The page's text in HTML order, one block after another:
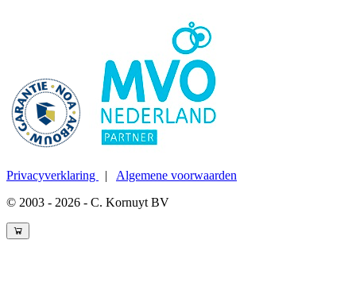
Privacyverklaring | Algemene voorwaarden
© 2003 - 2026 - C. Kornuyt BV